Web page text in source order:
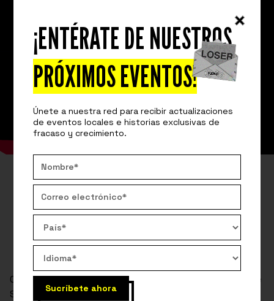
¡ENTÉRATE DE NUESTROS
PRÓXIMOS EVENTOS!
Únete a nuestra red para recibir actualizaciones
de eventos locales e historias exclusivas de
fracaso y crecimiento.
LA PREGUNTA QUE TE TIENES QUE
Consejo de parte de Cristián Ojeda, fundador y CEO de
Simplex.